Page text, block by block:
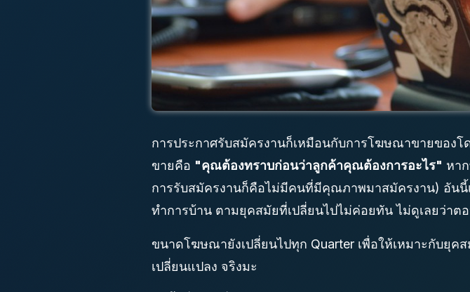
การประกาศรับสมัครงานก็เหมือนกับการโฆษณาขายของ
ขายคือ "คุณต้องทราบก่อนว่าลูกค้าคุณต้องการอะไร" หา
การรับสมัครงานก็คือไม่มีคนที่มีคุณภาพมาสมัครงาน) อัน
ทำการบ้าน ตามยุคสมัยที่เปลี่ยนไปไม่ค่อยทัน ไม่ดูเลยว่าต
ขนาดโฆษณายังเปลี่ยนไปทุก Quarter เพื่อให้เหมาะกับยุ
เปลี่ยนแปลง จริงมะ